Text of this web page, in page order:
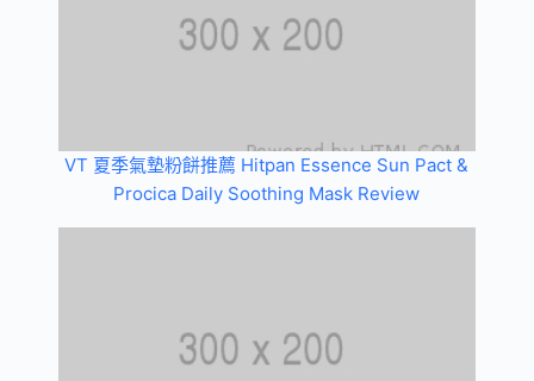
VT 夏季氣墊粉餅推薦 Hitpan Essence Sun Pact &
Procica Daily Soothing Mask Review